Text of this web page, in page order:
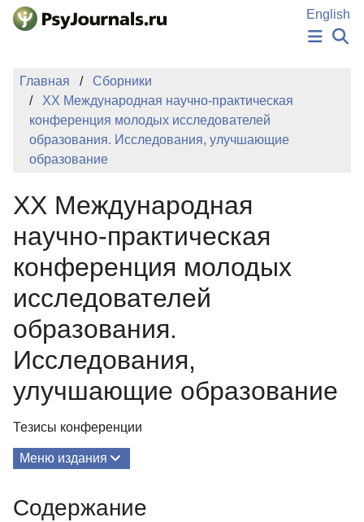
Перейти к основному содержанию
English
НОВОСТИ
АВТОРЫ
ПОДАТЬ РУКОПИСЬ
БАЗА ЗНАНИЙ
Главная
Сборники
XX Международная научно-практическая
конференция молодых исследователей
образования. Исследования, улучшающие
образование
XX Международная
научно-практическая
конференция молодых
исследователей
образования.
Исследования,
улучшающие образование
Тезисы конференции
Меню издания
Содержание